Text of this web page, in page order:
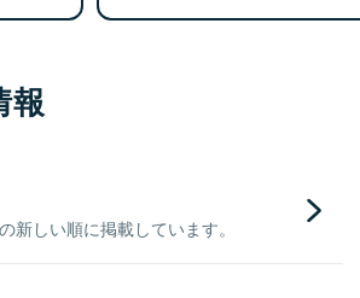
報
新しい順に掲載しています。